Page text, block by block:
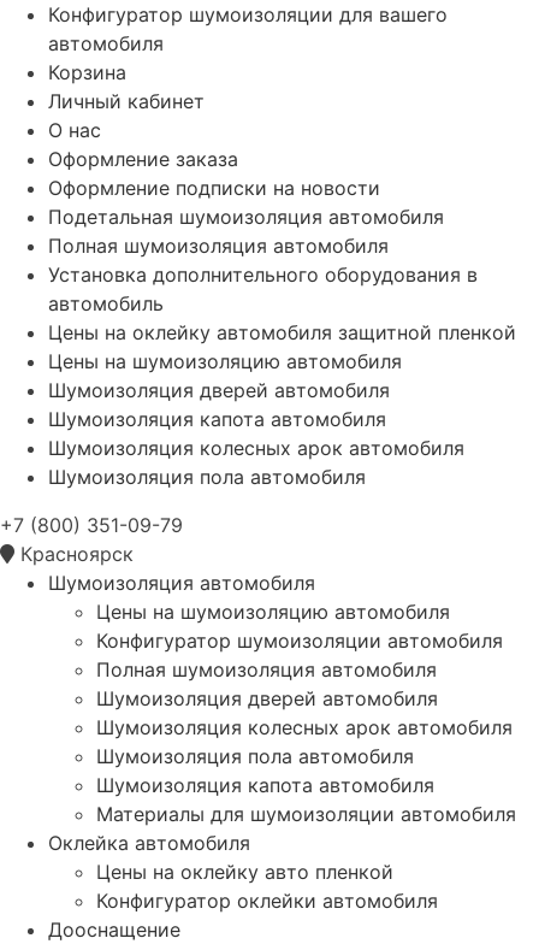
Конфигуратор шумоизоляции для вашего
автомобиля
Корзина
Личный кабинет
О нас
Оформление заказа
Оформление подписки на новости
Подетальная шумоизоляция автомобиля
Полная шумоизоляция автомобиля
Установка дополнительного оборудования в
автомобиль
Цены на оклейку автомобиля защитной пленкой
Цены на шумоизоляцию автомобиля
Шумоизоляция дверей автомобиля
Шумоизоляция капота автомобиля
Шумоизоляция колесных арок автомобиля
Шумоизоляция пола автомобиля
+7 (800) 351-09-79
Красноярск
Шумоизоляция автомобиля
Цены на шумоизоляцию автомобиля
Конфигуратор шумоизоляции автомобиля
Полная шумоизоляция автомобиля
Шумоизоляция дверей автомобиля
Шумоизоляция колесных арок автомобиля
Шумоизоляция пола автомобиля
Шумоизоляция капота автомобиля
Материалы для шумоизоляции автомобиля
Оклейка автомобиля
Цены на оклейку авто пленкой
Конфигуратор оклейки автомобиля
Дооснащение